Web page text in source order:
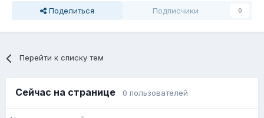
Поделиться Подписчики 0
Перейти к списку тем
Сейчас на странице 0 пользователей